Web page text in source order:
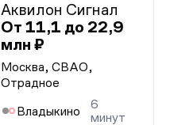
Аквилон Сигнал
От 11,1 до 22,9
млн ₽
Москва, СВАО,
Отрадное
Владыкино
6
минут